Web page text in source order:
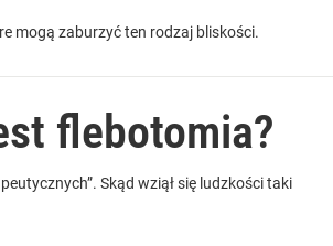
mogą zaburzyć ten rodzaj bliskości.
flebotomia?
Skąd wziął się ludzkości taki